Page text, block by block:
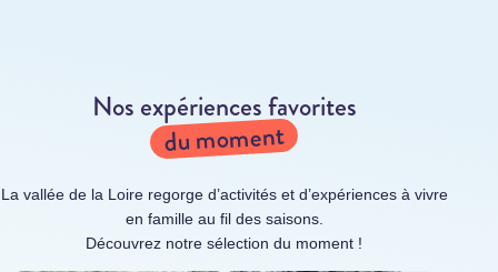
Nos expériences favorites
du moment
La vallée de la Loire regorge d’activités et d’expériences à vivre
en famille au fil des saisons.
Découvrez notre sélection du moment !